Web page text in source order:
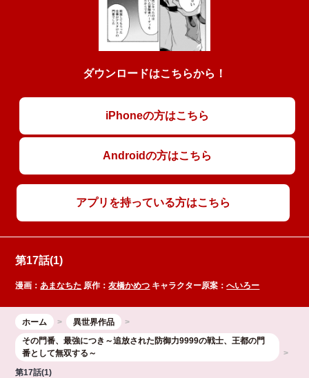
ダウンロードはこちらから！
iPhoneの方はこちら
Androidの方はこちら
アプリを持っている方はこちら
第17話(1)
漫画：あまなちた 原作：友橋かめつ キャラクター原案：へいろー
ホーム
異世界作品
その門番、最強につき～追放された防御力9999の戦士、王都の門
番として無双する～
第17話(1)